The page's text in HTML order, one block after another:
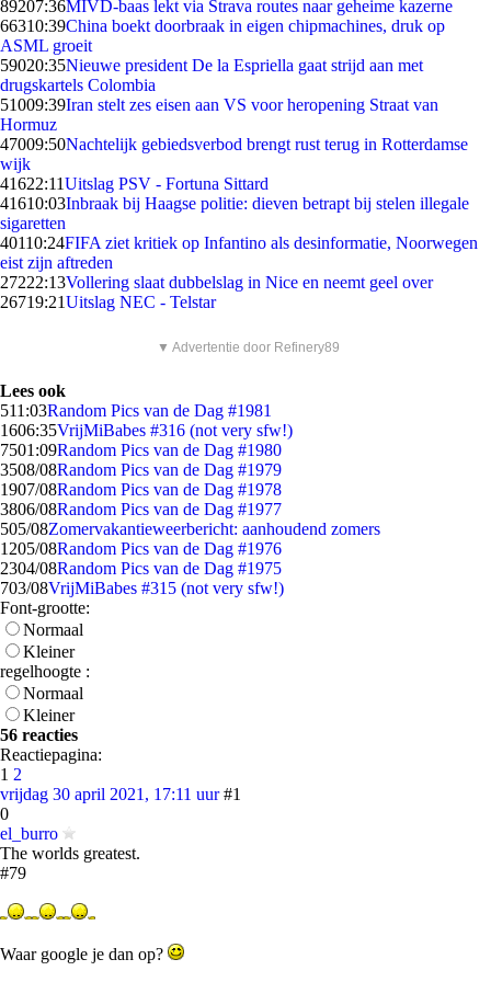
89207:36MIVD-baas lekt via Strava routes naar geheime kazerne
66310:39China boekt doorbraak in eigen chipmachines, druk op
ASML groeit
59020:35Nieuwe president De la Espriella gaat strijd aan met
drugskartels Colombia
51009:39Iran stelt zes eisen aan VS voor heropening Straat van
Hormuz
47009:50Nachtelijk gebiedsverbod brengt rust terug in Rotterdamse
wijk
41622:11Uitslag PSV - Fortuna Sittard
41610:03Inbraak bij Haagse politie: dieven betrapt bij stelen illegale
sigaretten
40110:24FIFA ziet kritiek op Infantino als desinformatie, Noorwegen
eist zijn aftreden
27222:13Vollering slaat dubbelslag in Nice en neemt geel over
26719:21Uitslag NEC - Telstar
▼ Advertentie door Refinery89
Lees ook
511:03Random Pics van de Dag #1981
1606:35VrijMiBabes #316 (not very sfw!)
7501:09Random Pics van de Dag #1980
3508/08Random Pics van de Dag #1979
1907/08Random Pics van de Dag #1978
3806/08Random Pics van de Dag #1977
505/08Zomervakantieweerbericht: aanhoudend zomers
1205/08Random Pics van de Dag #1976
2304/08Random Pics van de Dag #1975
703/08VrijMiBabes #315 (not very sfw!)
Font-grootte:
Normaal
Kleiner
regelhoogte :
Normaal
Kleiner
56 reacties
Reactiepagina:
1 2
vrijdag 30 april 2021, 17:11 uur #1
0
el_burro
The worlds greatest.
#79
Waar google je dan op?